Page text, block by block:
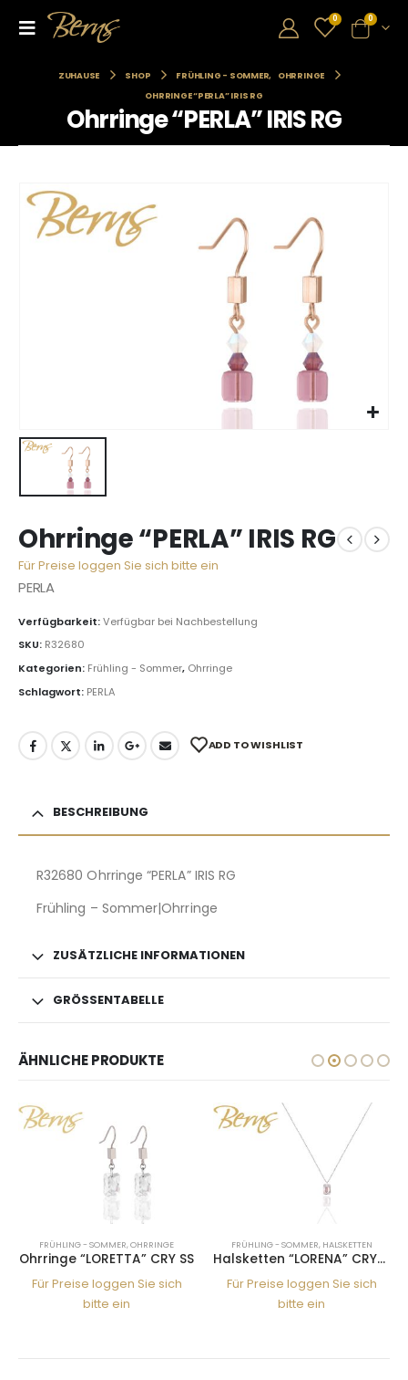
0 0
ZUHAUSE SHOP FRÜHLING - SOMMER,
OHRRINGE
OHRRINGE “PERLA” IRIS RG
Ohrringe “PERLA” IRIS RG
Ohrringe “PERLA” IRIS RG
Für Preise loggen Sie sich bitte ein
PERLA
Verfügbarkeit:Verfügbar bei Nachbestellung
SKU: R32680
Kategorien: Frühling - Sommer, Ohrringe
Schlagwort: PERLA
ADD TO WISHLIST
BESCHREIBUNG
R32680 Ohrringe “PERLA” IRIS RG
Frühling – Sommer|Ohrringe
ZUSÄTZLICHE INFORMATIONEN
GRÖSSENTABELLE
ÄHNLICHE PRODUKTE
FRÜHLING - SOMMER,OHRRINGE
Ohrringe “LORETTA” CRY SS
Für Preise loggen Sie sich
bitte ein
FRÜHLING - SOMMER, HALSKETTEN
Halsketten “LORENA” CRY-SH 1*SS
Für Preise loggen Sie sich
bitte ein